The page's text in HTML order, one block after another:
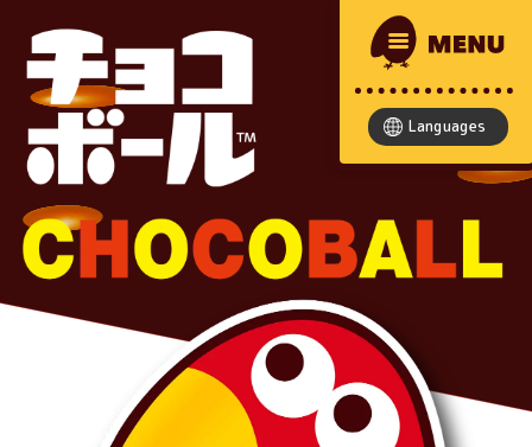
Languages